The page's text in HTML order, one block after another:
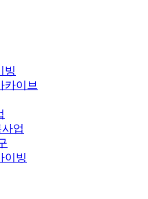
빙
카이브
업
이빙